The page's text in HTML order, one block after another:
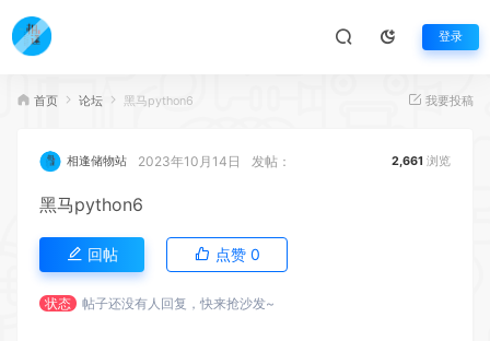
登录
首页 论坛 黑马python6 我要投稿
相逢储物站 2023年10月14日 发帖： 2,661 浏览
黑马python6
回帖 点赞 0
状态 帖子还没有人回复，快来抢沙发~